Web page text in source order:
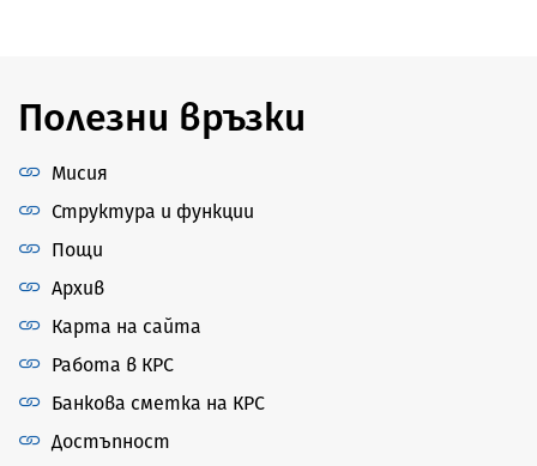
Полезни връзки
Мисия
Структура и функции
Пощи
Архив
Карта на сайта
Работа в КРС
Банкова сметка на КРС
Достъпност